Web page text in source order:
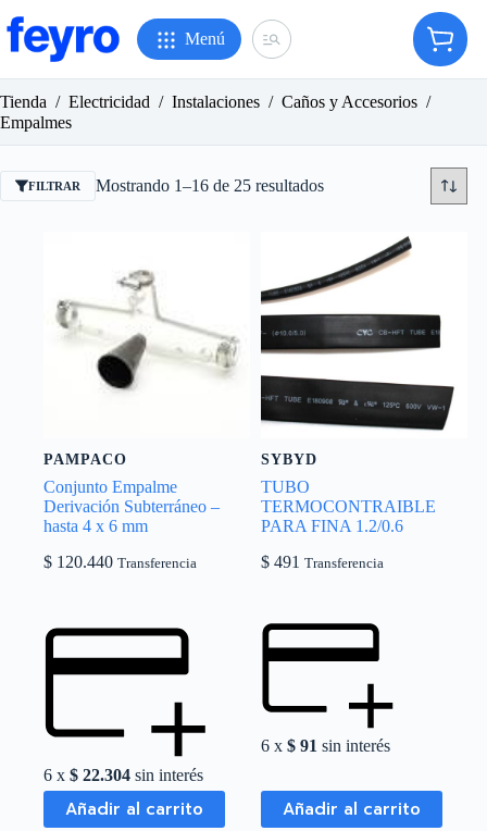
al
contenido
Menú
Carro
de
Tienda / Electricidad / Instalaciones / Caños y Accesorios /
Empalmes
FILTRAR Mostrando 1–16 de 25 resultadosOrdenado
PAMPACO
Conjunto Empalme
Derivación Subterráneo –
hasta 4 x 6 mm
$ 120.440 Transferencia
6 x $ 22.304 sin interés
Añadir al carrito
SYBYD
TUBO
TERMOCONTRAIBLE
PARA FINA 1.2/0.6
$ 491 Transferencia
6 x$ 91 sin interés
Añadir al carrito